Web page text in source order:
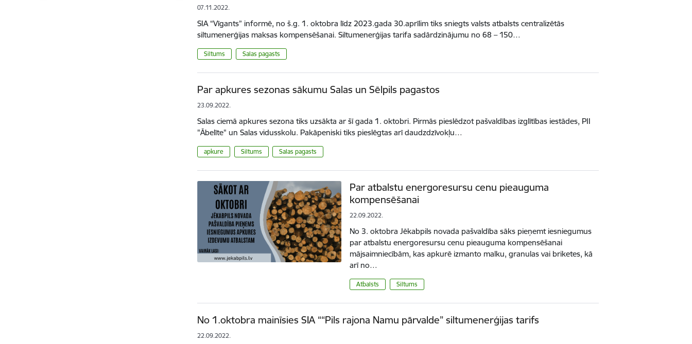
07.11.2022.
SIA “Vīgants” informē, no š.g. 1. oktobra līdz 2023.gada 30.aprīlim tiks sniegts valsts atbalsts centralizētās
siltumenerģijas maksas kompensēšanai. Siltumenerģijas tarifa sadārdzinājumu no 68 – 150…
Siltums Salas pagasts
Par apkures sezonas sākumu Salas un Sēlpils pagastos
23.09.2022.
Salas ciemā apkures sezona tiks uzsākta ar šī gada 1. oktobri. Pirmās pieslēdzot pašvaldības izglītības iestādes, PII
"Ābelīte" un Salas vidusskolu. Pakāpeniski tiks pieslēgtas arī daudzdzīvokļu…
apkure Siltums Salas pagasts
Par atbalstu energoresursu cenu pieauguma
kompensēšanai
22.09.2022.
No 3. oktobra Jēkabpils novada pašvaldība sāks pieņemt iesniegumus
par atbalstu energoresursu cenu pieauguma kompensēšanai
mājsaimniecībām, kas apkurē izmanto malku, granulas vai briketes, kā
arī no…
Atbalsts Siltums
No 1.oktobra mainīsies SIA ““Pils rajona Namu pārvalde” siltumenerģijas tarifs
22.09.2022.